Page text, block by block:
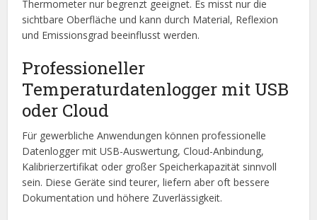
Thermometer nur begrenzt geeignet. Es misst nur die
sichtbare Oberfläche und kann durch Material, Reflexion
und Emissionsgrad beeinflusst werden.
Professioneller
Temperaturdatenlogger mit USB
oder Cloud
Für gewerbliche Anwendungen können professionelle
Datenlogger mit USB-Auswertung, Cloud-Anbindung,
Kalibrierzertifikat oder großer Speicherkapazität sinnvoll
sein. Diese Geräte sind teurer, liefern aber oft bessere
Dokumentation und höhere Zuverlässigkeit.